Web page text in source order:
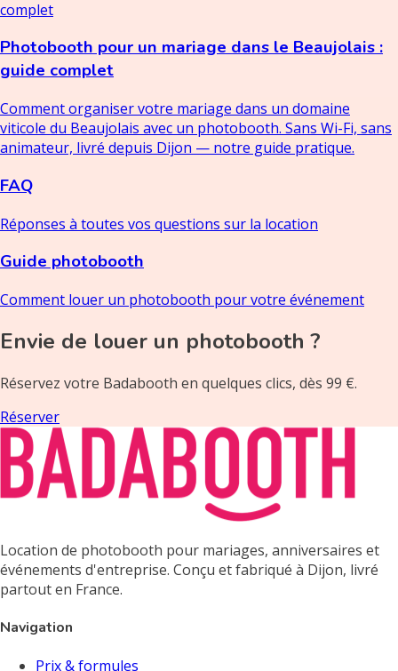
Photobooth pour un mariage dans le Beaujolais :
guide complet
Comment organiser votre mariage dans un domaine
viticole du Beaujolais avec un photobooth. Sans Wi-Fi, sans
animateur, livré depuis Dijon — notre guide pratique.
FAQ
Réponses à toutes vos questions sur la location
Guide photobooth
Comment louer un photobooth pour votre événement
Envie de louer un photobooth ?
Réservez votre Badabooth en quelques clics, dès 99 €.
Réserver
Location de photobooth pour mariages, anniversaires et
événements d'entreprise. Conçu et fabriqué à Dijon, livré
partout en France.
Navigation
Prix & formules